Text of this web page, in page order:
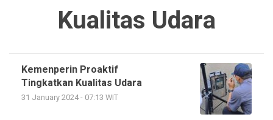
Kualitas Udara
Kemenperin Proaktif
Tingkatkan Kualitas Udara
31 January 2024 - 07:13 WIT